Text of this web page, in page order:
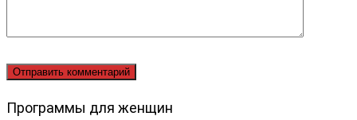
Программы для женщин